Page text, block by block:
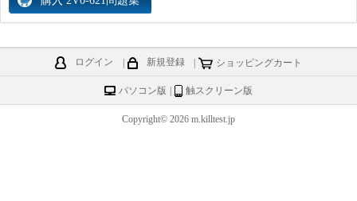
ログイン | 新規登録 | ショッピングカート
パソコン版 | 触スクリーン版
Copyright© 2026 m.killtest.jp